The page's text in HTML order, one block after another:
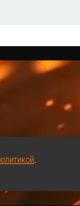
.